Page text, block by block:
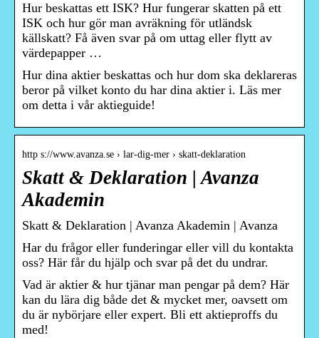
Hur beskattas ett ISK? Hur fungerar skatten på ett
ISK och hur gör man avräkning för utländsk
källskatt? Få även svar på om uttag eller flytt av
värdepapper …
Hur dina aktier beskattas och hur dom ska deklareras
beror på vilket konto du har dina aktier i. Läs mer
om detta i vår aktieguide!
http s://www.avanza.se › lar-dig-mer › skatt-deklaration
Skatt & Deklaration | Avanza
Akademin
Skatt & Deklaration | Avanza Akademin | Avanza
Har du frågor eller funderingar eller vill du kontakta
oss? Här får du hjälp och svar på det du undrar.
Vad är aktier & hur tjänar man pengar på dem? Här
kan du lära dig både det & mycket mer, oavsett om
du är nybörjare eller expert. Bli ett aktieproffs du
med!